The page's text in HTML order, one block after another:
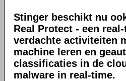
Stinger beschikt nu
Real Protect - een
verdachte activiteiten
machine leren en
classificaties in de
malware in real-time.